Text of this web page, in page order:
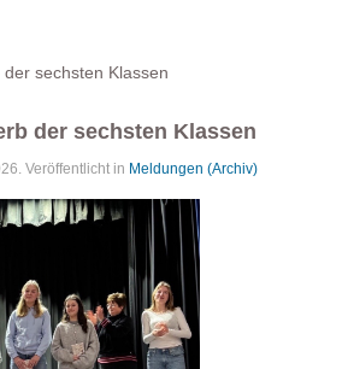
sechsten Klassen
der sechsten Klassen
. Veröffentlicht in Meldungen (Archiv)